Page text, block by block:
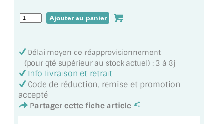
MIROIR TV
VERRE EXTRACLAIR
VERRE TREMPÉ (SÉCURIT)
PAROI DE DOUCHE
Délai moyen de réapprovisionnement
(pour qté supérieur au stock actuel) : 3 à 8j
Info livraison et retrait
Code de réduction, remise et promotion
accepté
Partager cette fiche article